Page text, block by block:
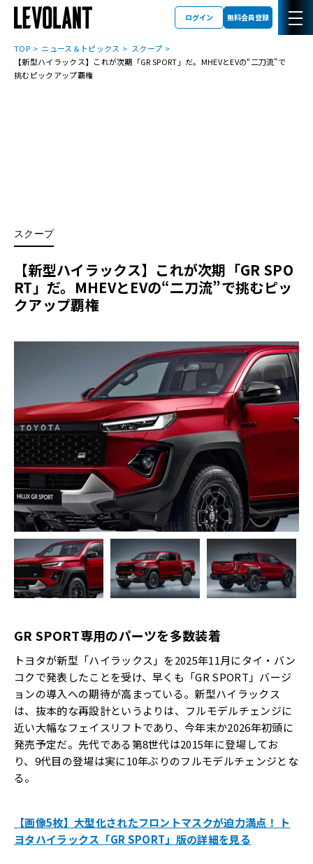
ログイン 無料会員登録
TOP ニュース＆トピックス
スクープ
【新型ハイラックス】これが次期「GR SPORT」だ。MHEVとEVの“二刀流”で
挑むピックアップ覇権
スクープ
【新型ハイラックス】これが次期「GR SPO
RT」だ。MHEVとEVの“二刀流”で挑むピッ
クアップ覇権
GR SPORT専用のパーツを多数装着
トヨタが新型「ハイラックス」を2025年11月にタイ・バン
コクで発表したことを受け、早くも「GR SPORT」バージ
ョンの導入への期待が高まっている。新型ハイラックス
は、抜本的な再設計というよりは、フルモデルチェンジに
近い大幅なフェイスリフトであり、今年末か2026年初頭に
発売予定だ。先代である第8世代は2015年に登場してお
り、9代目の登場は実に10年ぶりのフルモデルチェンジとな
る。
【画像5枚】大型化されたフロントマスクが迫力満点！ ト
ヨタハイラックス「GR SPORT」版の詳細を見る